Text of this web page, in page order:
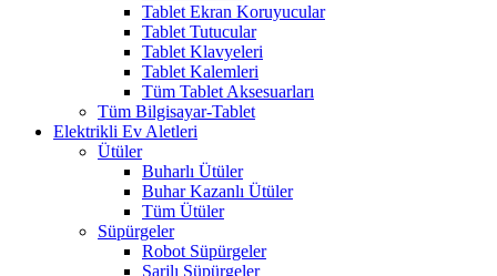
Tablet Ekran Koruyucular
Tablet Tutucular
Tablet Klavyeleri
Tablet Kalemleri
Tüm Tablet Aksesuarları
Tüm Bilgisayar-Tablet
Elektrikli Ev Aletleri
Ütüler
Buharlı Ütüler
Buhar Kazanlı Ütüler
Tüm Ütüler
Süpürgeler
Robot Süpürgeler
Şarjlı Süpürgeler